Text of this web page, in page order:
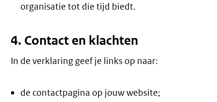
organisatie tot die tijd biedt.
4. Contact en klachten
In de verklaring geef je links op naar:
de contactpagina op jouw website;